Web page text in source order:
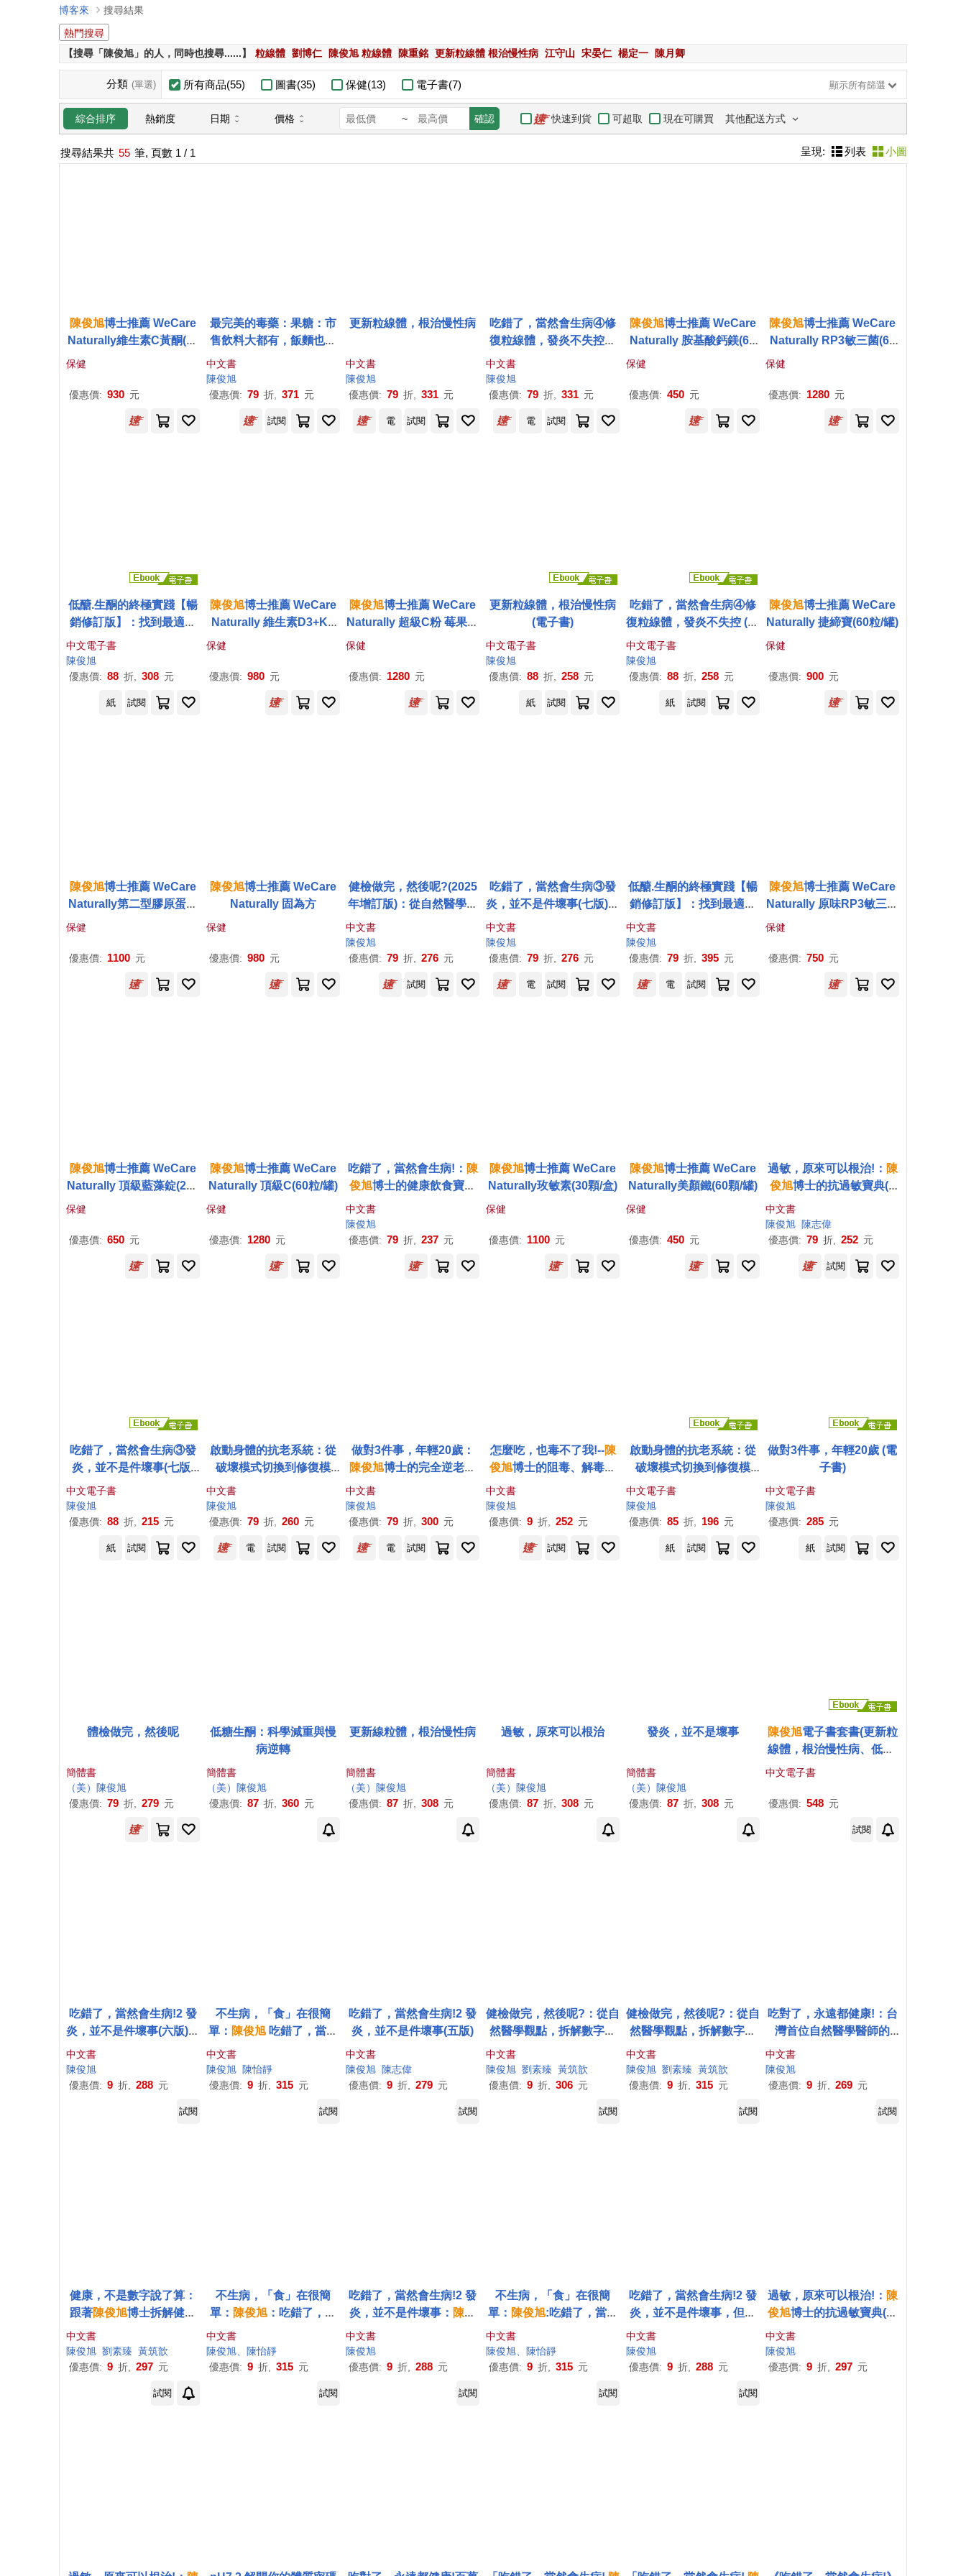
博客來
搜尋結果
熱門搜尋
【搜尋「陳俊旭」的人，同時也搜尋......】
粒線體 劉博仁 陳俊旭 粒線體 陳重銘 更新粒線體 根治慢性病 江守山 宋晏仁 楊定一 陳月卿
分類 (單選) 所有商品(55) 圖書(35) 保健(13) 電子書(7) 顯示所有篩選
綜合排序 熱銷度 日期 價格 ~ 確認 快速到貨 可超取 現在可購買 其他配送方式
搜尋結果共 55 筆, 頁數 1 / 1 呈現: 列表 小圖
陳俊旭博士推薦 WeCare
Naturally維生素C黃酮(60
保健
優惠價: 930 元
最完美的毒藥：果糖：市
售飲料大都有，飯麵也會
產生，是造成糖尿病、脂
肪肝、肥胖、痛風、精神
疾病、大腦退化等慢性疾
中文書
陳俊旭
優惠價: 79 折, 371 元
更新粒線體，根治慢性病
中文書
陳俊旭
優惠價: 79 折, 331 元
吃錯了，當然會生病④修
復粒線體，發炎不失控：
根治慢性病的全方位自然
中文書
陳俊旭
優惠價: 79 折, 331 元
陳俊旭博士推薦 WeCare
Naturally 胺基酸鈣鎂(60
保健
優惠價: 450 元
陳俊旭博士推薦 WeCare
Naturally RP3敏三菌(60
保健
優惠價: 1280 元
試閱 電 試閱 電 試閱
低醣.生酮的終極實踐【暢
銷修訂版】：找到最適合
自己的健康飲食型態 (電子
中文電子書
陳俊旭
優惠價: 88 折, 308 元
陳俊旭博士推薦 WeCare
Naturally 維生素D3+K2
保健
優惠價: 980 元
陳俊旭博士推薦 WeCare
Naturally 超級C粉 莓果風
保健
優惠價: 1280 元
更新粒線體，根治慢性病
(電子書)
中文電子書
陳俊旭
優惠價: 88 折, 258 元
吃錯了，當然會生病④修
復粒線體，發炎不失控 (電
中文電子書
陳俊旭
優惠價: 88 折, 258 元
陳俊旭博士推薦 WeCare
Naturally 捷締寶(60粒/罐)
保健
優惠價: 900 元
紙 試閱 紙 試閱 紙 試閱
陳俊旭博士推薦 WeCare
Naturally第二型膠原蛋白
保健
優惠價: 1100 元
陳俊旭博士推薦 WeCare
Naturally 固為方
保健
優惠價: 980 元
健檢做完，然後呢?(2025
年增訂版)：從自然醫學觀
點，拆解數字真相，掌握
對症處方，找回健康!
中文書
陳俊旭
優惠價: 79 折, 276 元
吃錯了，當然會生病③發
炎，並不是件壞事(七版)：
但發炎失控，卻是百病之
中文書
陳俊旭
優惠價: 79 折, 276 元
低醣.生酮的終極實踐【暢
銷修訂版】：找到最適合
自己的健康飲食型態
中文書
陳俊旭
優惠價: 79 折, 395 元
陳俊旭博士推薦 WeCare
Naturally 原味RP3敏三菌
保健
優惠價: 750 元
試閱 電 試閱 電 試閱
陳俊旭博士推薦 WeCare
Naturally 頂級藍藻錠(250
保健
優惠價: 650 元
陳俊旭博士推薦 WeCare
Naturally 頂級C(60粒/罐)
保健
優惠價: 1280 元
吃錯了，當然會生病!： 陳
俊旭博士的健康飲食寶典
中文書
陳俊旭
優惠價: 79 折, 237 元
陳俊旭博士推薦 WeCare
Naturally玫敏素(30顆/盒)
保健
優惠價: 1100 元
陳俊旭博士推薦 WeCare
Naturally美顏鐵(60顆/罐)
保健
優惠價: 450 元
過敏，原來可以根治!： 陳
俊旭博士的抗過敏寶典(4
中文書
陳俊旭
陳志偉
優惠價: 79 折, 252 元
試閱
吃錯了，當然會生病③發
炎，並不是件壞事(七版)
(電子書)
中文電子書
陳俊旭
優惠價: 88 折, 215 元
啟動身體的抗老系統：從
破壞模式切換到修復模
式，享受無病生活
中文書
陳俊旭
優惠價: 79 折, 260 元
做對3件事，年輕20歲：
陳俊旭博士的完全逆老聖
中文書
陳俊旭
優惠價: 79 折, 300 元
怎麼吃，也毒不了我!--陳
俊旭博士的阻毒、解毒、
中文書
陳俊旭
優惠價: 9 折, 252 元
啟動身體的抗老系統：從
破壞模式切換到修復模
式，享受無病生活 (電子
中文電子書
陳俊旭
優惠價: 85 折, 196 元
做對3件事，年輕20歲 (電
子書)
中文電子書
陳俊旭
優惠價: 285 元
紙 試閱 電 試閱 電 試閱 試閱 紙 試閱 紙 試閱
體檢做完，然後呢
簡體書
（美）
陳俊旭
優惠價: 79 折, 279 元
低糖生酮：科學減重與慢
病逆轉
簡體書
（美）
陳俊旭
優惠價: 87 折, 360 元
更新線粒體，根治慢性病
簡體書
（美）
陳俊旭
優惠價: 87 折, 308 元
過敏，原來可以根治
簡體書
（美）
陳俊旭
優惠價: 87 折, 308 元
發炎，並不是壞事
簡體書
（美）
陳俊旭
優惠價: 87 折, 308 元
陳俊旭電子書套書(更新粒
線體，根治慢性病、低醣.
生酮的終極實踐【暢銷修
中文電子書
優惠價: 548 元
試閱
吃錯了，當然會生病!2 發
炎，並不是件壞事(六版)：
但發炎失控，就是百病之
中文書
陳俊旭
優惠價: 9 折, 288 元
不生病，「食」在很簡
單： 陳俊旭吃錯了，當然
會生病3健康食譜篇(3版)
中文書
陳俊旭
陳怡靜
優惠價: 9 折, 315 元
吃錯了，當然會生病!2 發
炎，並不是件壞事(五版)
中文書
陳俊旭
陳志偉
優惠價: 9 折, 279 元
健檢做完，然後呢?：從自
然醫學觀點，拆解數字真
相，掌握對症處方，找回
健康!(3版)
中文書
陳俊旭 劉素臻 黃筑歆
優惠價: 9 折, 306 元
健檢做完，然後呢?：從自
然醫學觀點，拆解數字真
相，掌握對症處方，找回
健康!(二版)
中文書
陳俊旭 劉素臻 黃筑歆
優惠價: 9 折, 315 元
吃對了，永遠都健康!：台
灣首位自然醫學醫師的
「不生病」飲食法則，在
家煮、出外吃都安心!(全新
封面再上市)
中文書
陳俊旭
優惠價: 9 折, 269 元
試閱 試閱 試閱 試閱 試閱 試閱
健康，不是數字說了算：
跟著陳俊旭博士拆解健檢
中文書
陳俊旭 劉素臻 黃筑歆
優惠價: 9 折, 297 元
不生病，「食」在很簡
單： 陳俊旭：吃錯了，當
然會生病3健康食譜篇(二
版)
中文書
陳俊旭、陳怡靜
優惠價: 9 折, 315 元
吃錯了，當然會生病!2 發
炎，並不是件壞事： 陳俊
旭博士的抗發炎.治百病寶
典(附CD)(四版)
中文書
陳俊旭
優惠價: 9 折, 288 元
不生病，「食」在很簡
單： 陳俊旭:吃錯了，當然
會生病3健康食譜篇
中文書
陳俊旭 、陳怡靜
優惠價: 9 折, 315 元
吃錯了，當然會生病!2 發
炎，並不是件壞事，但發
炎失控卻是百病之源
中文書
陳俊旭
優惠價: 9 折, 288 元
過敏，原來可以根治!： 陳
俊旭博士的抗過敏寶典(回
饋版)(平裝書+1CD)
中文書
陳俊旭
優惠價: 9 折, 297 元
試閱 試閱 試閱 試閱 試閱